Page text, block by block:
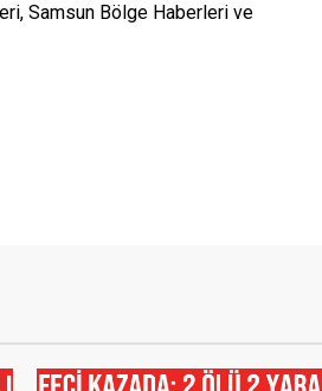
Samsun Bölge Haberleri ve